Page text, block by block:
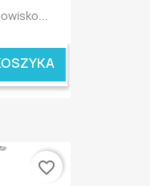
favorite_border